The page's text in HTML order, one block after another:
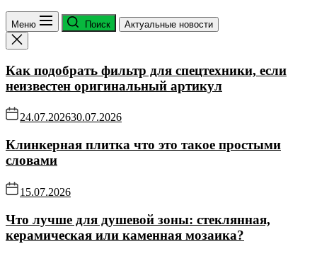
Меню Поиск Актуальные новости
Как подобрать фильтр для спецтехники, если
неизвестен оригинальный артикул
24.07.202630.07.2026
Клинкерная плитка что это такое простыми
словами
15.07.2026
Что лучше для душевой зоны: стеклянная,
керамическая или каменная мозаика?